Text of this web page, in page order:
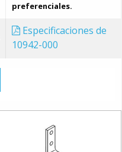
preferenciales.
Especificaciones de
10942-000